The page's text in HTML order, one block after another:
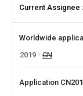
Current Assignee
Worldwide
2019
CN
Application